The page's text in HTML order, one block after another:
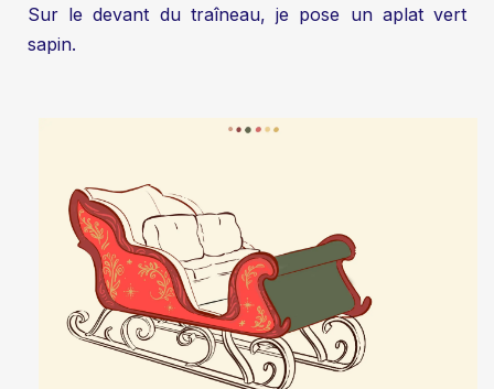
Sur le devant du traîneau, je pose un aplat vert
sapin.